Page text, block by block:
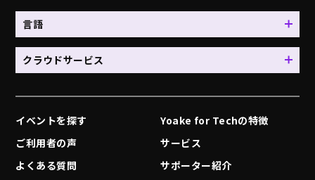
言語
クラウドサービス
イベントを探す
Yoake for Techの特徴
ご利用者の声
サービス
よくある質問
サポーター紹介